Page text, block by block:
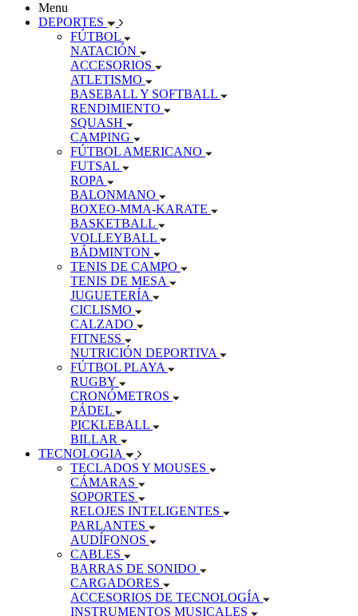
Menu
DEPORTES
FÚTBOL
NATACIÓN
ACCESORIOS
ATLETISMO
BASEBALL Y SOFTBALL
RENDIMIENTO
SQUASH
CAMPING
FÚTBOL AMERICANO
FUTSAL
ROPA
BALONMANO
BOXEO-MMA-KARATE
BASKETBALL
VOLLEYBALL
BÁDMINTON
TENIS DE CAMPO
TENIS DE MESA
JUGUETERÍA
CICLISMO
CALZADO
FITNESS
NUTRICIÓN DEPORTIVA
FÚTBOL PLAYA
RUGBY
CRONÓMETROS
PÁDEL
PICKLEBALL
BILLAR
TECNOLOGIA
TECLADOS Y MOUSES
CÁMARAS
SOPORTES
RELOJES INTELIGENTES
PARLANTES
AUDÍFONOS
CABLES
BARRAS DE SONIDO
CARGADORES
ACCESORIOS DE TECNOLOGÍA
INSTRUMENTOS MUSICALES